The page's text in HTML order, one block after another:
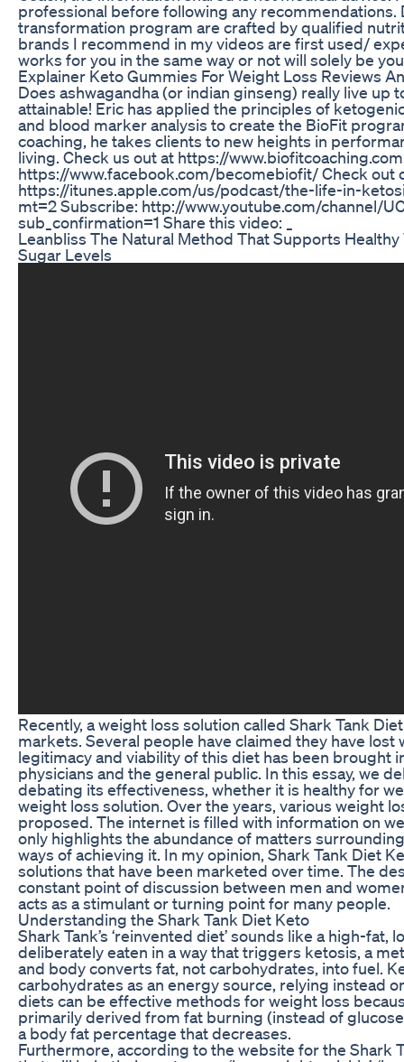
professional before following any recommendations.
transformation program are crafted by qualified
brands I recommend in my videos are first used/
works for you in the same way or not will solely be
Explainer Keto Gummies For Weight Loss Reviews
Does ashwagandha (or indian ginseng) really live up
attainable! Eric has applied the principles of
and blood marker analysis to create the BioFit
coaching, he takes clients to new heights in
living. Check us out at https://
https://www.facebook.com/becomebiofit/ Check out
https://itunes.apple.com/us/podcast/the-life-in-
mt=2 Subscribe: http://www.youtube.com/channel/
sub_confirmation=1 Share this video: _
Leanbliss The Natural Method That Supports
Sugar Levels
Recently, a weight loss solution called Shark Tank
markets. Several people have claimed they have lost
legitimacy and viability of this diet has been brought
physicians and the general public. In this essay, we
debating its effectiveness, whether it is healthy for
weight loss solution. Over the years, various weight
proposed. The internet is filled with information on
only highlights the abundance of matters
ways of achieving it. In my opinion, Shark Tank Diet
solutions that have been marketed over time. The
constant point of discussion between men and
acts as a stimulant or turning point for many people.
Understanding the Shark Tank Diet Keto
Shark Tank’s ‘reinvented diet’ sounds like a high-fat,
deliberately eaten in a way that triggers ketosis, a
and body converts fat, not carbohydrates, into fuel.
carbohydrates as an energy source, relying instead
diets can be effective methods for weight loss
primarily derived from fat burning (instead of
a body fat percentage that decreases.
Furthermore, according to the website for the Shark